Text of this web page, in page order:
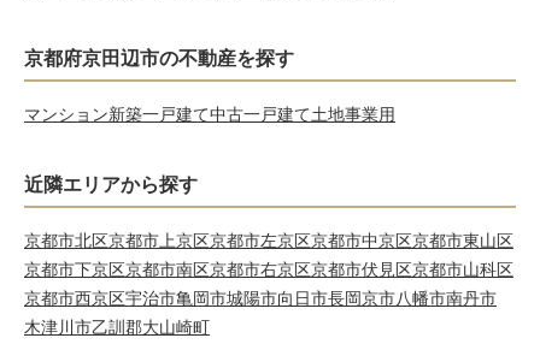
京都府京田辺市の不動産を探す
マンション新築一戸建て中古一戸建て土地事業用
近隣エリアから探す
京都市北区京都市上京区京都市左京区京都市中京区京都市東山区
京都市下京区京都市南区京都市右京区京都市伏見区京都市山科区
京都市西京区宇治市亀岡市城陽市向日市長岡京市八幡市南丹市
木津川市乙訓郡大山崎町